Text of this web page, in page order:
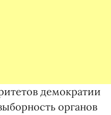
демократии
органов